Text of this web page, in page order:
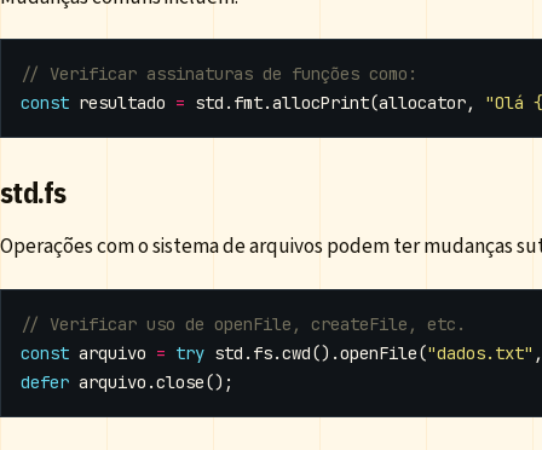
const resultado = std . fmt.allocPrint(allocator, "Olá
std.fs
Operações com o sistema de arquivos podem ter mudanças
const arquivo = try std . fs.cwd().openFile("dados.txt" ,
defer arquivo .close();